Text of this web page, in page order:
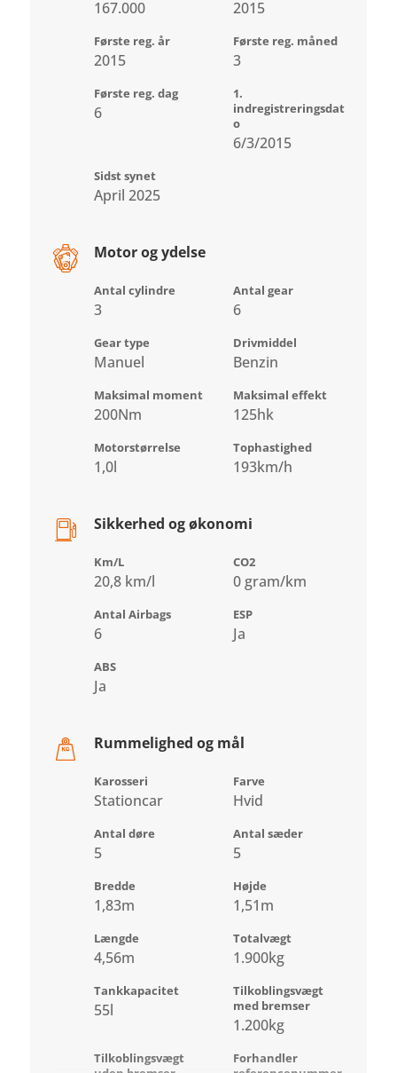
167.000 2015
Første reg. år
2015
Første reg. måned
3
Første reg. dag
6
1.
indregistreringsdat
o
6/3/2015
Sidst synet
April 2025
Motor og ydelse
Antal cylindre
3
Antal gear
6
Gear type
Manuel
Drivmiddel
Benzin
Maksimal moment
200Nm
Maksimal effekt
125hk
Motorstørrelse
1,0l
Tophastighed
193km/h
Sikkerhed og økonomi
Km/L
20,8 km/l
CO2
0 gram/km
Antal Airbags
6
ESP
Ja
ABS
Ja
Rummelighed og mål
Karosseri
Stationcar
Farve
Hvid
Antal døre
5
Antal sæder
5
Bredde
1,83m
Højde
1,51m
Længde
4,56m
Totalvægt
1.900kg
Tankkapacitet
55l
Tilkoblingsvægt
med bremser
1.200kg
Tilkoblingsvægt
Forhandler